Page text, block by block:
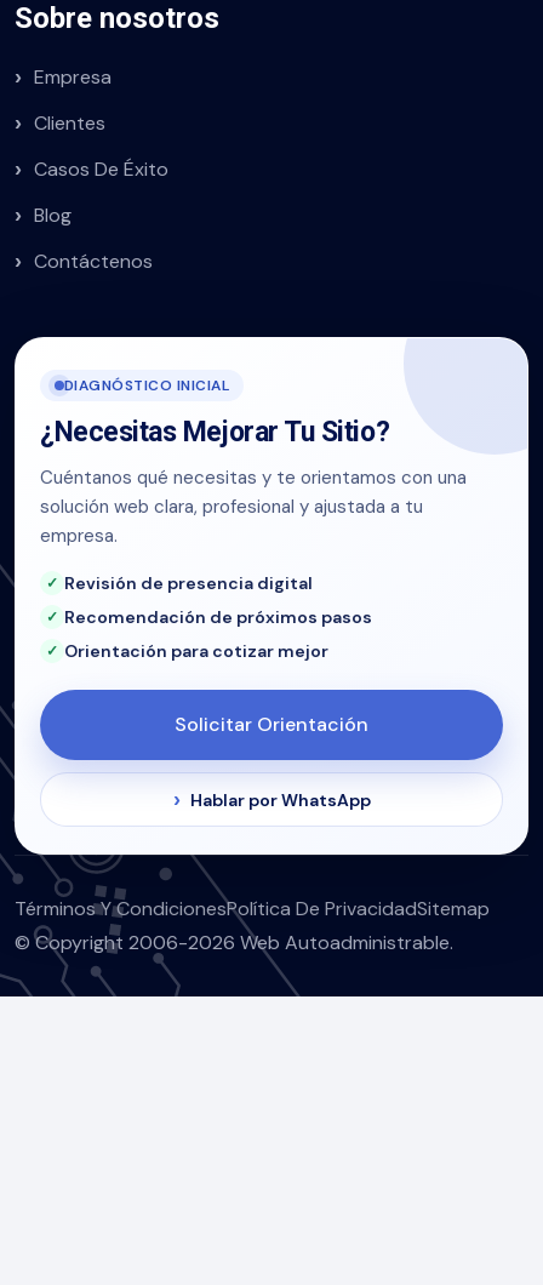
Sobre nosotros
Empresa
Clientes
Casos De Éxito
Blog
Contáctenos
DIAGNÓSTICO INICIAL
¿Necesitas Mejorar Tu Sitio?
Cuéntanos qué necesitas y te orientamos con una
solución web clara, profesional y ajustada a tu
empresa.
Revisión de presencia digital
Recomendación de próximos pasos
Orientación para cotizar mejor
Solicitar Orientación
Hablar por WhatsApp
© Copyright 2006-2026 Web Autoadministrable.
Términos Y CondicionesPolítica De PrivacidadSitemap